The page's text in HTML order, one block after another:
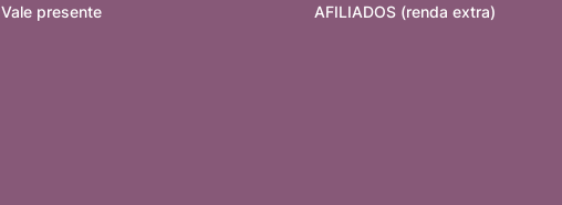
Vale presente
AFILIADOS (renda extra)